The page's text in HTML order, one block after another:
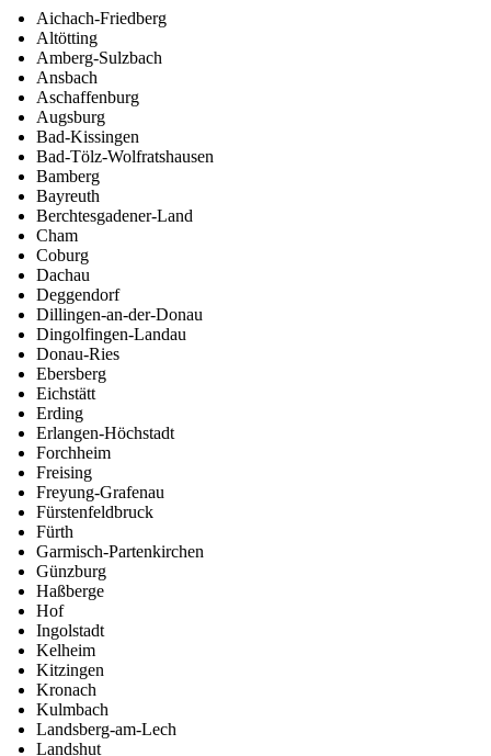
Aichach-Friedberg
Altötting
Amberg-Sulzbach
Ansbach
Aschaffenburg
Augsburg
Bad-Kissingen
Bad-Tölz-Wolfratshausen
Bamberg
Bayreuth
Berchtesgadener-Land
Cham
Coburg
Dachau
Deggendorf
Dillingen-an-der-Donau
Dingolfingen-Landau
Donau-Ries
Ebersberg
Eichstätt
Erding
Erlangen-Höchstadt
Forchheim
Freising
Freyung-Grafenau
Fürstenfeldbruck
Fürth
Garmisch-Partenkirchen
Günzburg
Haßberge
Hof
Ingolstadt
Kelheim
Kitzingen
Kronach
Kulmbach
Landsberg-am-Lech
Landshut